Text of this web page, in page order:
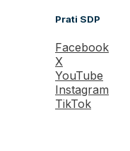
Prati SDP
Facebook
X
YouTube
Instagram
TikTok